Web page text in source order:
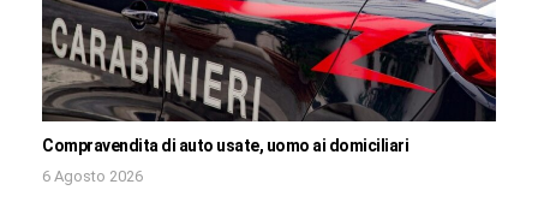
Compravendita di auto usate, uomo ai domiciliari
6 Agosto 2026